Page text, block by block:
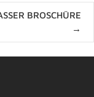
BROSCHÜRE
→